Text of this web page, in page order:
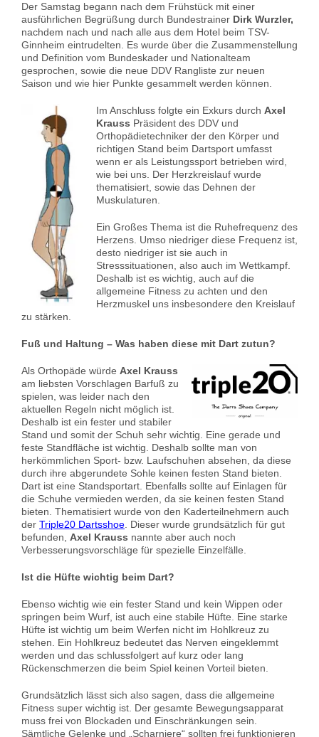
Der Samstag begann nach dem Frühstück mit einer
ausführlichen Begrüßung durch Bundestrainer Dirk Wurzler,
nachdem nach und nach alle aus dem Hotel beim TSV-
Ginnheim eintrudelten. Es wurde über die Zusammenstellung
und Definition vom Bundeskader und Nationalteam
gesprochen, sowie die neue DDV Rangliste zur neuen
Saison und wie hier Punkte gesammelt werden können.
Im Anschluss folgte ein Exkurs durch Axel
Krauss Präsident des DDV und
Orthopädietechniker der den Körper und
richtigen Stand beim Dartsport umfasst
wenn er als Leistungssport betrieben wird,
wie bei uns. Der Herzkreislauf wurde
thematisiert, sowie das Dehnen der
Muskulaturen.
Ein Großes Thema ist die Ruhefrequenz des
Herzens. Umso niedriger diese Frequenz ist,
desto niedriger ist sie auch in
Stresssituationen, also auch im Wettkampf.
Deshalb ist es wichtig, auch auf die
allgemeine Fitness zu achten und den
Herzmuskel uns insbesondere den Kreislauf
zu stärken.
Fuß und Haltung – Was haben diese mit Dart zutun?
Als Orthopäde würde Axel Krauss
am liebsten Vorschlagen Barfuß zu
spielen, was leider nach den
aktuellen Regeln nicht möglich ist.
Deshalb ist ein fester und stabiler
Stand und somit der Schuh sehr wichtig. Eine gerade und
feste Standfläche ist wichtig. Deshalb sollte man von
herkömmlichen Sport- bzw. Laufschuhen absehen, da diese
durch ihre abgerundete Sohle keinen festen Stand bieten.
Dart ist eine Standsportart. Ebenfalls sollte auf Einlagen für
die Schuhe vermieden werden, da sie keinen festen Stand
bieten. Thematisiert wurde von den Kaderteilnehmern auch
der Triple20 Dartsshoe. Dieser wurde grundsätzlich für gut
befunden, Axel Krauss nannte aber auch noch
Verbesserungsvorschläge für spezielle Einzelfälle.
Ist die Hüfte wichtig beim Dart?
Ebenso wichtig wie ein fester Stand und kein Wippen oder
springen beim Wurf, ist auch eine stabile Hüfte. Eine starke
Hüfte ist wichtig um beim Werfen nicht im Hohlkreuz zu
stehen. Ein Hohlkreuz bedeutet das Nerven eingeklemmt
werden und das schlussfolgert auf kurz oder lang
Rückenschmerzen die beim Spiel keinen Vorteil bieten.
Grundsätzlich lässt sich also sagen, dass die allgemeine
Fitness super wichtig ist. Der gesamte Bewegungsapparat
muss frei von Blockaden und Einschränkungen sein.
Sämtliche Gelenke und „Scharniere“ sollten frei funktionieren